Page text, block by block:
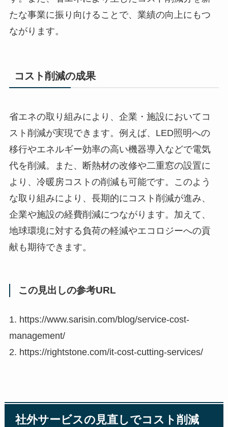
たな事業に振り向けることで、業績の向上にもつ
ながります。
コスト削減の成果
省エネの取り組みにより、企業・施設においてコ
スト削減が実現できます。例えば、LED照明への
移行やエネルギー効率の高い機器導入などで電気
代を削減。また、断熱材の改修や二重窓の設置に
より、冷暖房コストの削減も可能です。このよう
な取り組みにより、長期的にコスト削減が進み、
企業や施設の経費削減につながります。加えて、
地球環境に対する負荷の軽減やエコロジーへの貢
献も期待できます。
この見出しの参考URL
1. https://www.sarisin.com/blog/service-cost-
management/
2. https://rightstone.com/it-cost-cutting-services/
社外サービスの見直しでコスト削減